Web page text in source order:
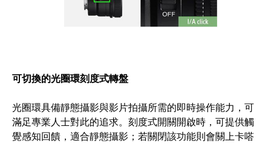
可切換的光圈環刻度式轉盤
光圈環具備靜態攝影與影片拍攝所需的即時操作能力，可
滿足專業人士對此的追求。刻度式開關開啟時，可提供觸
覺感知回饋，適合靜態攝影；若關閉該功能則會關上卡嗒